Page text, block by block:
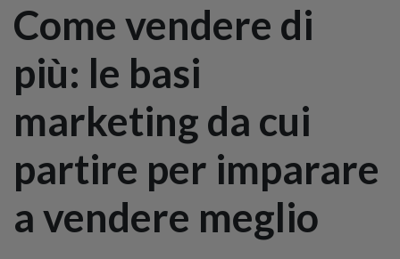
Come vendere di
più: le basi
marketing da cui
partire per imparare
a vendere meglio